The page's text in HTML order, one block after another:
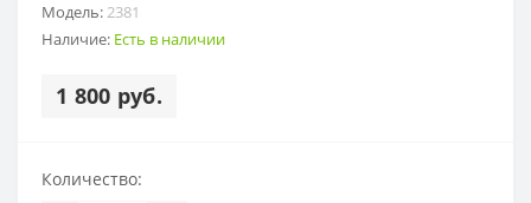
Модель:2381
Наличие: Есть в наличии
1 800 руб.
Количество: